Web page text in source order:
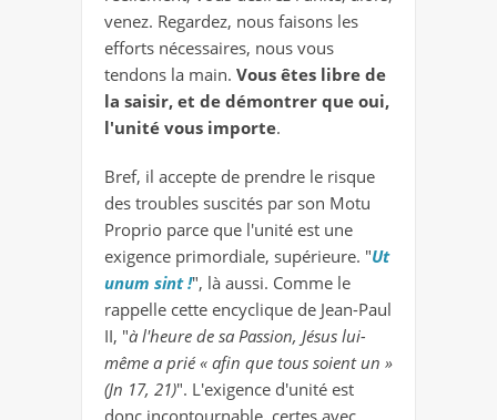
venez. Regardez, nous faisons les
efforts nécessaires, nous vous
tendons la main. Vous êtes libre de
la saisir, et de démontrer que oui,
l'unité vous importe.
Bref, il accepte de prendre le risque
des troubles suscités par son Motu
Proprio parce que l'unité est une
exigence primordiale, supérieure. "Ut
unum sint !", là aussi. Comme le
rappelle cette encyclique de Jean-Paul
II, "à l'heure de sa Passion, Jésus lui-
même a prié « afin que tous soient un »
(Jn 17, 21)". L'exigence d'unité est
donc incontournable, certes avec